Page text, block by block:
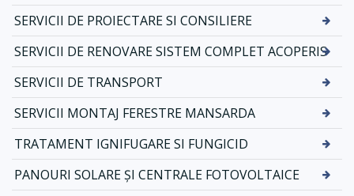
SERVICII DE PROIECTARE SI CONSILIERE
SERVICII DE RENOVARE SISTEM COMPLET ACOPERIS
SERVICII DE TRANSPORT
SERVICII MONTAJ FERESTRE MANSARDA
TRATAMENT IGNIFUGARE SI FUNGICID
PANOURI SOLARE ȘI CENTRALE FOTOVOLTAICE